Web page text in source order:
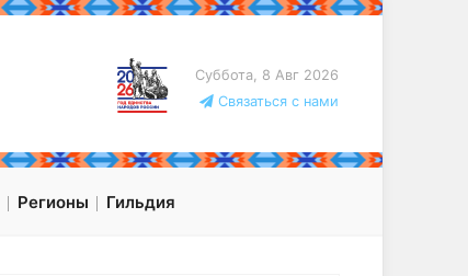
Суббота, 8 Авг 2026
Связаться с нами
Регионы Гильдия